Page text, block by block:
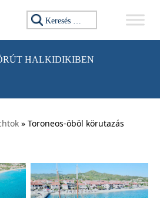
Keresés:
HALKIDIKIBEN
» Toroneos-öböl körutazás